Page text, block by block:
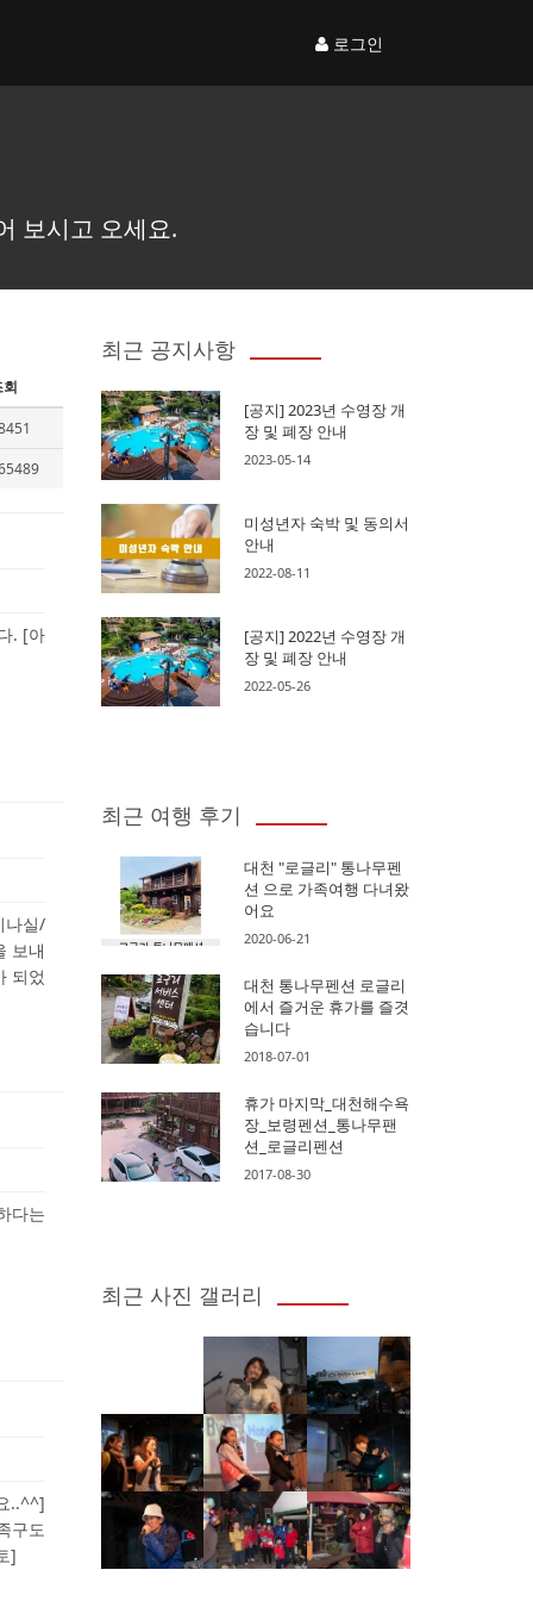
로그인
보시고 오세요.
회
. [아
나실/
보내
되었
다는
..^^]
구도
]
최근 공지사항
[공지] 2023년 수영장 개
장 및 폐장 안내
2023-05-14
미성년자 숙박 및 동의서
안내
2022-08-11
[공지] 2022년 수영장 개
장 및 폐장 안내
2022-05-26
최근 여행 후기
대천 "로글리" 통나무펜
션 으로 가족여행 다녀왔
어요
2020-06-21
대천 통나무펜션 로글리
에서 즐거운 휴가를 즐겻
습니다
2018-07-01
휴가 마지막_대천해수욕
장_보령펜션_통나무팬
션_로글리펜션
2017-08-30
최근 사진 갤러리